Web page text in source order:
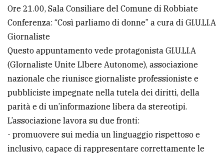
Ore 21.00, Sala Consiliare del Comune di Robbiate
Conferenza: “Così parliamo di donne” a cura di GI.U.LI.A
Giornaliste
Questo appuntamento vede protagonista GI.U.LI.A
(GIornaliste Unite LIbere Autonome), associazione
nazionale che riunisce giornaliste professioniste e
pubbliciste impegnate nella tutela dei diritti, della
parità e di un’informazione libera da stereotipi.
L’associazione lavora su due fronti:
- promuovere sui media un linguaggio rispettoso e
inclusivo, capace di rappresentare correttamente le